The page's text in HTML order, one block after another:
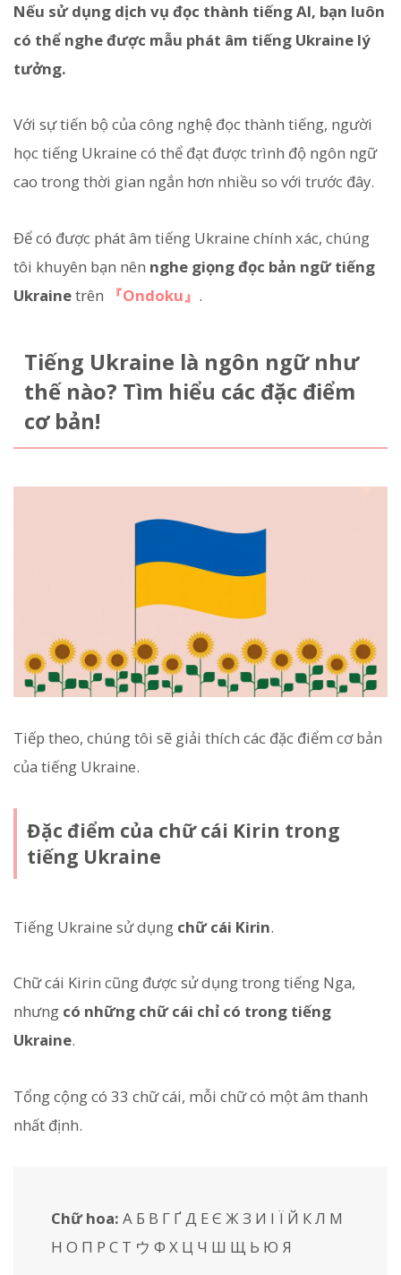
Nếu sử dụng dịch vụ đọc thành tiếng AI, bạn luôn
có thể nghe được mẫu phát âm tiếng Ukraine lý
tưởng.
Với sự tiến bộ của công nghệ đọc thành tiếng, người
học tiếng Ukraine có thể đạt được trình độ ngôn ngữ
cao trong thời gian ngắn hơn nhiều so với trước đây.
Để có được phát âm tiếng Ukraine chính xác, chúng
tôi khuyên bạn nên nghe giọng đọc bản ngữ tiếng
Ukrainetrên 『Ondoku』 .
Tiếng Ukraine là ngôn ngữ như
thế nào? Tìm hiểu các đặc điểm
cơ bản!
Tiếp theo, chúng tôi sẽ giải thích các đặc điểm cơ bản
của tiếng Ukraine.
Đặc điểm của chữ cái Kirin trong
tiếng Ukraine
Tiếng Ukraine sử dụng chữ cái Kirin.
Chữ cái Kirin cũng được sử dụng trong tiếng Nga,
nhưng có những chữ cái chỉ có trong tiếng
Ukraine.
Tổng cộng có 33 chữ cái, mỗi chữ có một âm thanh
nhất định.
Chữ hoa: А Б В Г Ґ Д Е Є Ж З И І Ї Й К Л М
Н О П Р С Т ウ Ф Х Ц Ч Ш Щ Ь Ю Я